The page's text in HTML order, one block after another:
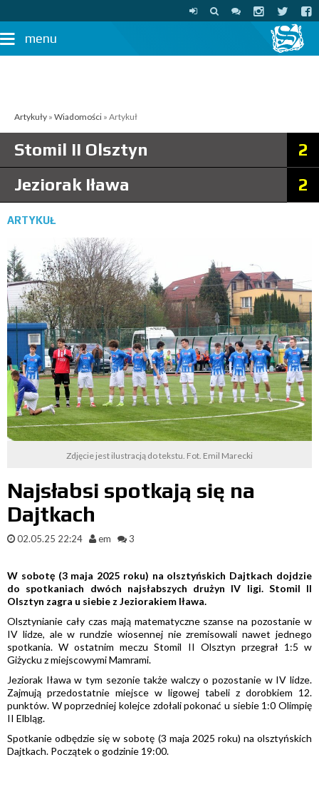
menu
Artykuły » Wiadomości » Artykuł
Stomil II Olsztyn
2
Jeziorak Iława
2
ARTYKUŁ
Zdjęcie jest ilustracją do tekstu. Fot. Emil Marecki
Najsłabsi spotkają się na
Dajtkach
02.05.25 22:24 em 3
W sobotę (3 maja 2025 roku) na olsztyńskich Dajtkach dojdzie
do spotkaniach dwóch najsłabszych drużyn IV ligi. Stomil II
Olsztyn zagra u siebie z Jeziorakiem Iława.
Olsztynianie cały czas mają matematyczne szanse na pozostanie w
IV lidze, ale w rundzie wiosennej nie zremisowali nawet jednego
spotkania. W ostatnim meczu Stomil II Olsztyn przegrał 1:5 w
Giżycku z miejscowymi Mamrami.
Jeziorak Iława w tym sezonie także walczy o pozostanie w IV lidze.
Zajmują przedostatnie miejsce w ligowej tabeli z dorobkiem 12.
punktów. W poprzedniej kolejce zdołali pokonać u siebie 1:0 Olimpię
II Elbląg.
Spotkanie odbędzie się w sobotę (3 maja 2025 roku) na olsztyńskich
Dajtkach. Początek o godzinie 19:00.